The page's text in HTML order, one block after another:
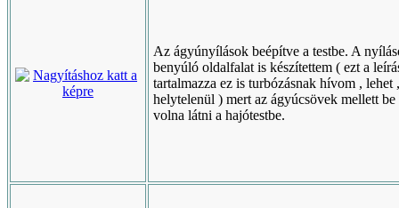
Az ágyúnyílások beépítve a testbe. A
benyúló oldalfalat is készítettem ( ezt a
tartalmazza ez is turbózásnak hívom , lehet
helytelenül ) mert az ágyúcsövek mellett be
volna látni a hajótestbe.